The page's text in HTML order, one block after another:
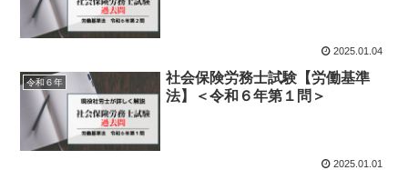
2025.01.04
令和６年
社会保険労務士試験【労働基準
法】＜令和６年第１問＞
2025.01.01